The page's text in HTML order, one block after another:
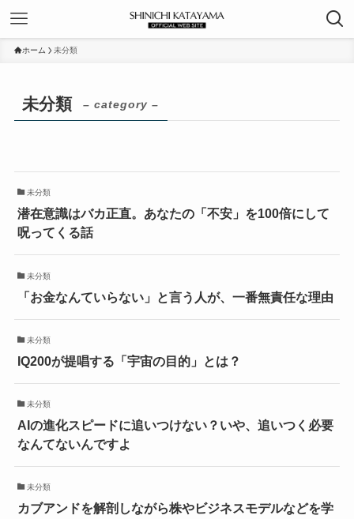
ホーム 未分類
未分類 – category –
未分類
潜在意識はバカ正直。あなたの「不安」を100倍にして
呪ってくる話
未分類
「お金なんていらない」と言う人が、一番無責任な理由
未分類
IQ200が提唱する「宇宙の目的」とは？
未分類
AIの進化スピードに追いつけない？いや、追いつく必要
なんてないんですよ
未分類
カブアンドを解剖しながら株やビジネスモデルなどを学